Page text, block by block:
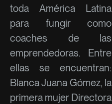
toda América Latina
para fungir como
coaches de las
emprendedoras. Entre
ellas se encuentran:
Blanca Juana Gómez, la
primera mujer Directora